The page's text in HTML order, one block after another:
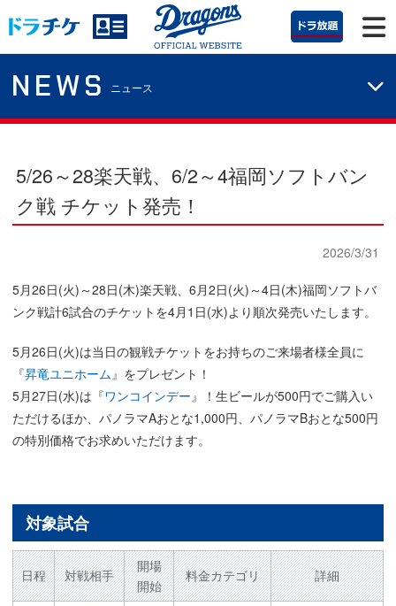
NEWS ニュース
5/26～28楽天戦、6/2～4福岡ソフトバン
ク戦 チケット発売！
2026/3/31
5月26日(火)～28日(木)楽天戦、6月2日(火)～4日(木)福岡ソフトバ
ンク戦計6試合のチケットを4月1日(水)より順次発売いたします。
5月26日(火)は当日の観戦チケットをお持ちのご来場者様全員に
『昇竜ユニホーム』をプレゼント！
5月27日(水)は『ワンコインデー』！生ビールが500円でご購入い
ただけるほか、パノラマAおとな1,000円、パノラマBおとな500円
の特別価格でお求めいただけます。
対象試合
日程 対戦相手
開場
開始
料金カテゴリ 詳細